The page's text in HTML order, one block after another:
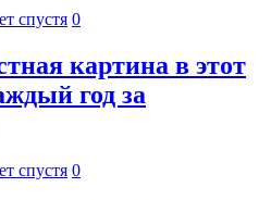
спустя 0
картина в этот
год за
спустя 0